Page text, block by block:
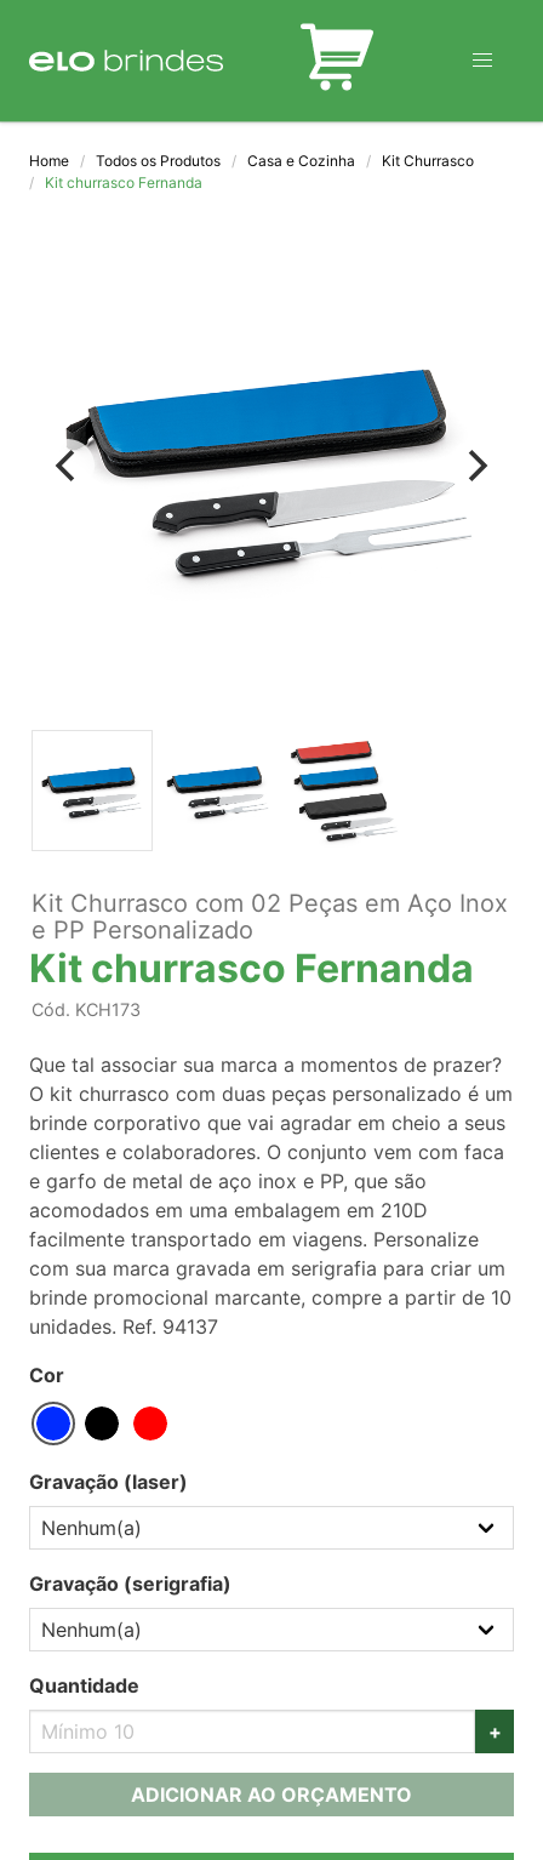
BLOG
Home Todos os Produtos Casa e Cozinha
Kit Churrasco
Kit churrasco Fernanda
Kit Churrasco com 02 Peças em Aço Inox
e PP Personalizado
Kit churrasco Fernanda
Cód. KCH173
Que tal associar sua marca a momentos de prazer?
O kit churrasco com duas peças personalizado é um
brinde corporativo que vai agradar em cheio a seus
clientes e colaboradores. O conjunto vem com faca
e garfo de metal de aço inox e PP, que são
acomodados em uma embalagem em 210D
facilmente transportado em viagens. Personalize
com sua marca gravada em serigrafia para criar um
brinde promocional marcante, compre a partir de 10
unidades. Ref. 94137
Cor
Gravação (laser)
Gravação (serigrafia)
Quantidade
+
ADICIONAR AO ORÇAMENTO